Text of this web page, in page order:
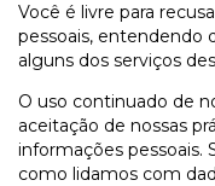
Você é livre para
pessoais, entendendo
alguns dos serviços
O uso continuado de
aceitação de nossas
informações pessoais.
como lidamos com